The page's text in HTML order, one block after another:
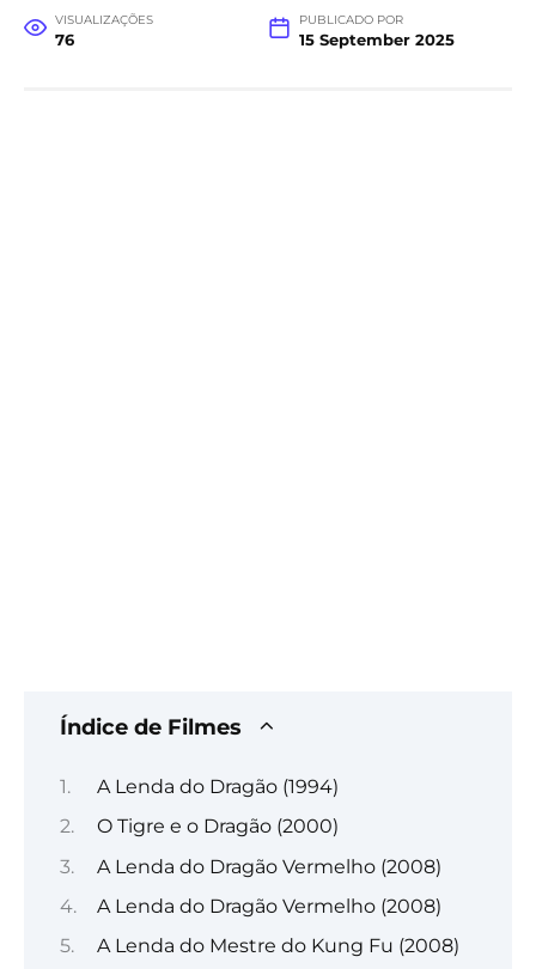
VISUALIZAÇÕES
76
PUBLICADO POR
15 September 2025
Índice de Filmes
A Lenda do Dragão (1994)
O Tigre e o Dragão (2000)
A Lenda do Dragão Vermelho (2008)
A Lenda do Dragão Vermelho (2008)
A Lenda do Mestre do Kung Fu (2008)